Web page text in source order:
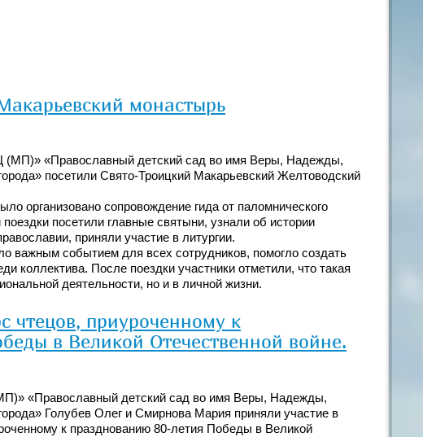
монастырь
«Православный детский сад во имя Веры, Надежды,
посетили Свято-Троицкий Макарьевский Желтоводский
организовано сопровождение гида от паломнического
посетили главные святыни, узнали об истории
приняли участие в литургии.
важным событием для всех сотрудников, помогло создать
коллектива. После поездки участники отметили, что такая
деятельности, но и в личной жизни.
чтецов, приуроченному к
в Великой Отечественной войне.
«Православный детский сад во имя Веры, Надежды,
Голубев Олег и Смирнова Мария приняли участие в
к празднованию 80-летия Победы в Великой